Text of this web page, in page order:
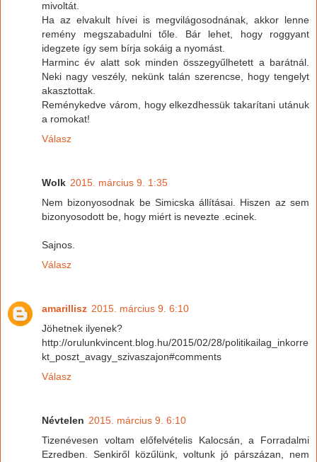
mivoltát.
Ha az elvakult hívei is megvilágosodnának, akkor lenne
remény megszabadulni tőle. Bár lehet, hogy roggyant
idegzete így sem bírja sokáig a nyomást.
Harminc év alatt sok minden összegyűlhetett a barátnál.
Neki nagy veszély, nekünk talán szerencse, hogy tengelyt
akasztottak.
Reménykedve várom, hogy elkezdhessük takarítani utánuk
a romokat!
Válasz
Wolk 2015. március 9. 1:35
Nem bizonyosodnak be Simicska állításai. Hiszen az sem
bizonyosodott be, hogy miért is nevezte .ecinek.
Sajnos.
Válasz
amarillisz 2015. március 9. 6:10
Jöhetnek ilyenek?
http://orulunkvincent.blog.hu/2015/02/28/politikailag_inkorre
kt_poszt_avagy_szivaszajon#comments
Válasz
Névtelen 2015. március 9. 6:10
Tizenévesen voltam előfelvételis Kalocsán, a Forradalmi
Ezredben. Senkiről közűlünk, voltunk jó párszázan, nem